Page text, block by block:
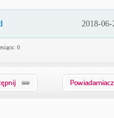
2018-06-
0